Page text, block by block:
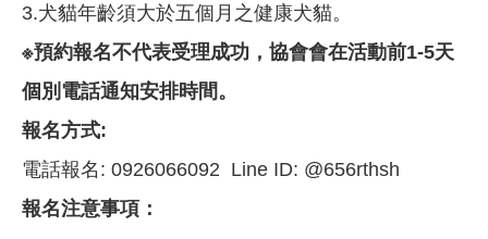
3.犬貓年齡須大於五個月之健康犬貓。
※預約報名不代表受理成功，協會會在活動前1-5天
個別電話通知安排時間。
報名方式:
電話報名: 0926066092 Line ID: @656rthsh
報名注意事項：